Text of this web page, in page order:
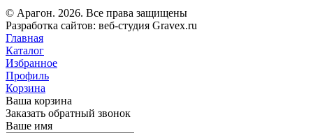
© Арагон. 2026. Все права защищены
Разработка сайтов: веб-студия Gravex.ru
Главная
Каталог
Избранное
Профиль
Корзина
Ваша корзина
Заказать обратный звонок
Ваше имя